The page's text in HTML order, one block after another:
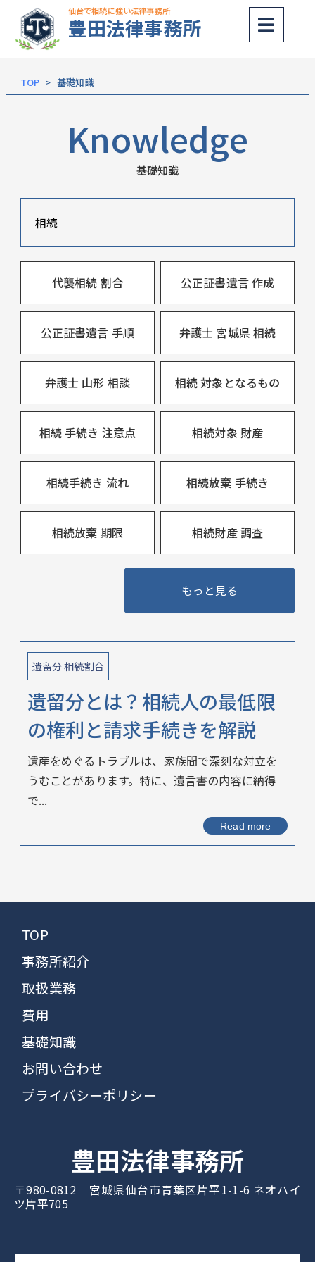
仙台で相続に強い法律事務所
豊田法律事務所
TOP 基礎知識
Knowledge
基礎知識
相続
代襲相続 割合 公正証書遺言 作成
公正証書遺言 手順 弁護士 宮城県 相続
弁護士 山形 相談 相続 対象となるもの
相続 手続き 注意点 相続対象 財産
相続手続き 流れ 相続放棄 手続き
相続放棄 期限 相続財産 調査
もっと見る
遺留分 相続割合
遺留分とは？相続人の最低限
の権利と請求手続きを解説
遺産をめぐるトラブルは、家族間で深刻な対立を
うむことがあります。特に、遺言書の内容に納得
で...
Read more
TOP
事務所紹介
取扱業務
費用
基礎知識
お問い合わせ
プライバシーポリシー
豊田法律事務所
〒980-0812 宮城県仙台市青葉区片平1-1-6 ネオハイ
ツ片平705